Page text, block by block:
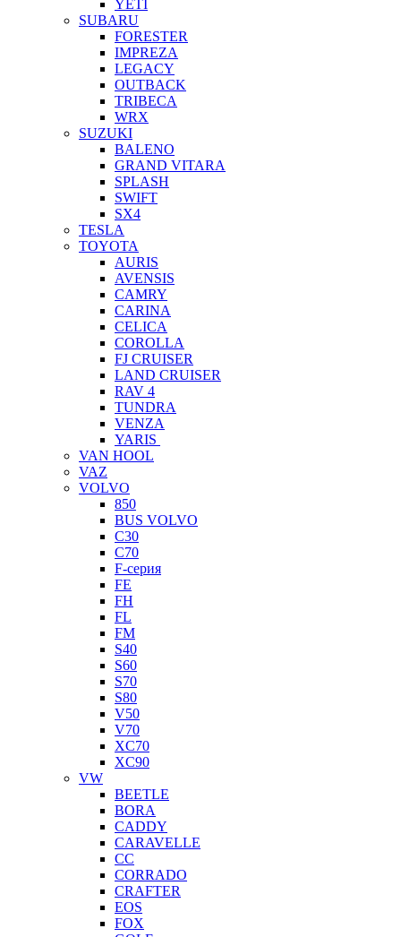
YETI
SUBARU
FORESTER
IMPREZA
LEGACY
OUTBACK
TRIBECA
WRX
SUZUKI
BALENO
GRAND VITARA
SPLASH
SWIFT
SX4
TESLA
TOYOTA
AURIS
AVENSIS
CAMRY
CARINA
CELICA
COROLLA
FJ CRUISER
LAND CRUISER
RAV 4
TUNDRA
VENZA
YARIS
VAN HOOL
VAZ
VOLVO
850
BUS VOLVO
C30
C70
F-серия
FE
FH
FL
FM
S40
S60
S70
S80
V50
V70
XC70
XC90
VW
BEETLE
BORA
CADDY
CARAVELLE
CC
CORRADO
CRAFTER
EOS
FOX